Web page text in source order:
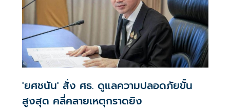
'ยศชนัน' สั่ง ศธ. ดูแลความปลอดภัยขั้น
สูงสุด คลี่คลายเหตุกราดยิง